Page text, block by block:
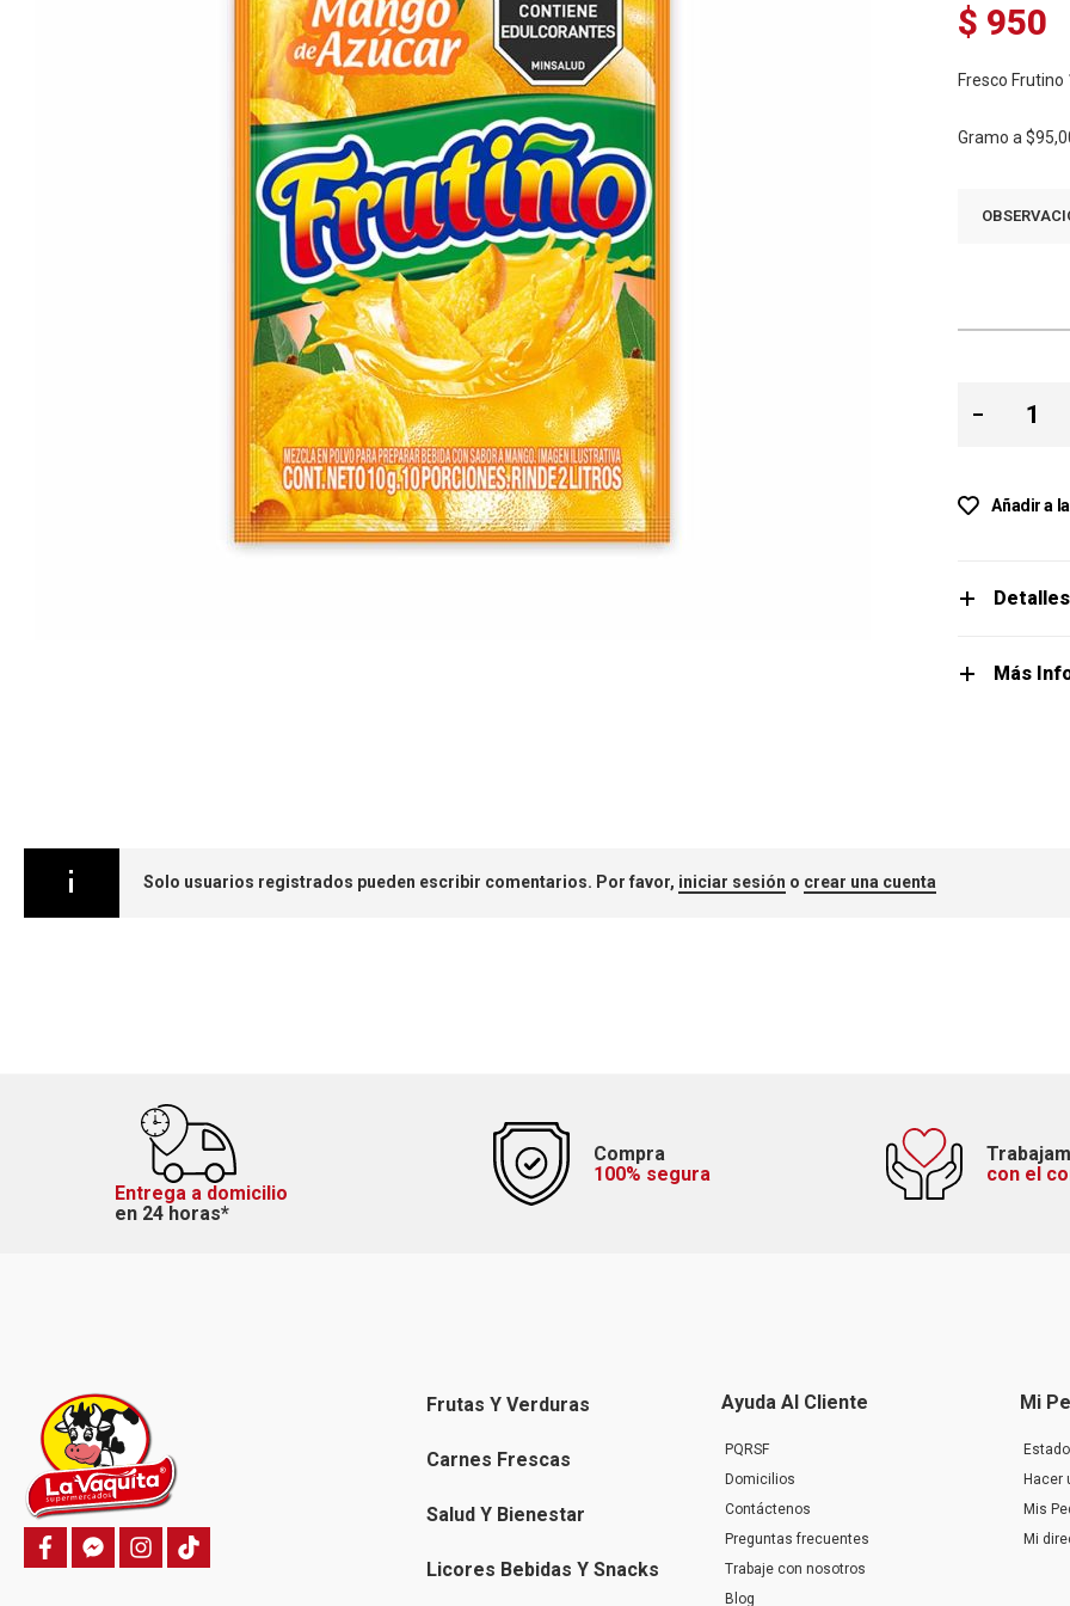
$ 950
Fresco
Gramo a
Añadir a
Detalles
Más
Solo usuarios registrados pueden escribir comentarios. Por favor, iniciar sesión o crear una cuenta
Entrega a domicilio
en 24 horas*
Compra
100% segura
con el
f
a
f
a
i
n
T
i
Frutas Y Verduras
Carnes Frescas
Salud Y Bienestar
Licores Bebidas Y Snacks
Ayuda Al Cliente
PQRSF
Domicilios
Contáctenos
Preguntas frecuentes
Trabaje con nosotros
Blog
Mi
Hacer
Mis
Mi